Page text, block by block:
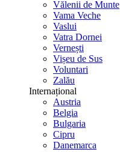
Vălenii de Munte
Vama Veche
Vaslui
Vatra Dornei
Vernești
Vișeu de Sus
Voluntari
Zalău
Internațional
Austria
Belgia
Bulgaria
Cipru
Danemarca